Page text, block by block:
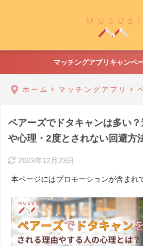
マッチングアプリキャンペ
ホーム マッチングアプリ
ペアーズでドタキャンは多い
や心理・2度とされない回避方
2023年12月23日
本ページにはプロモーションが含まれ